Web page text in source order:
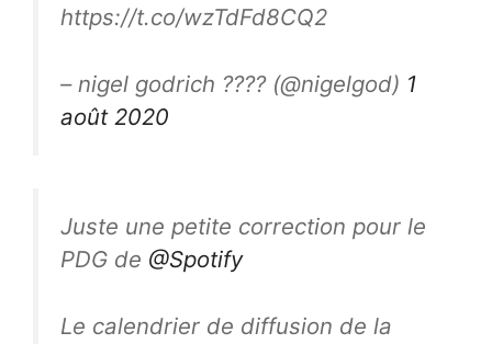
https://t.co/wzTdFd8CQ2
– nigel godrich ???? (@nigelgod) 1
août 2020
Juste une petite correction pour le
PDG de @Spotify
Le calendrier de diffusion de la